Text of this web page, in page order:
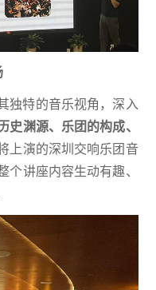
独特的音乐视角，深入
史渊源、乐团的构成、
上演的深圳交响乐团音
个讲座内容生动有趣、